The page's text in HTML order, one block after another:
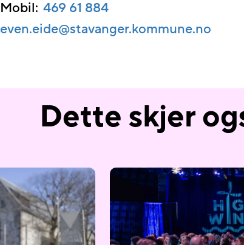
Mobil: 469 61 884
even.eide@​stavanger.kommune.no
Dette skjer